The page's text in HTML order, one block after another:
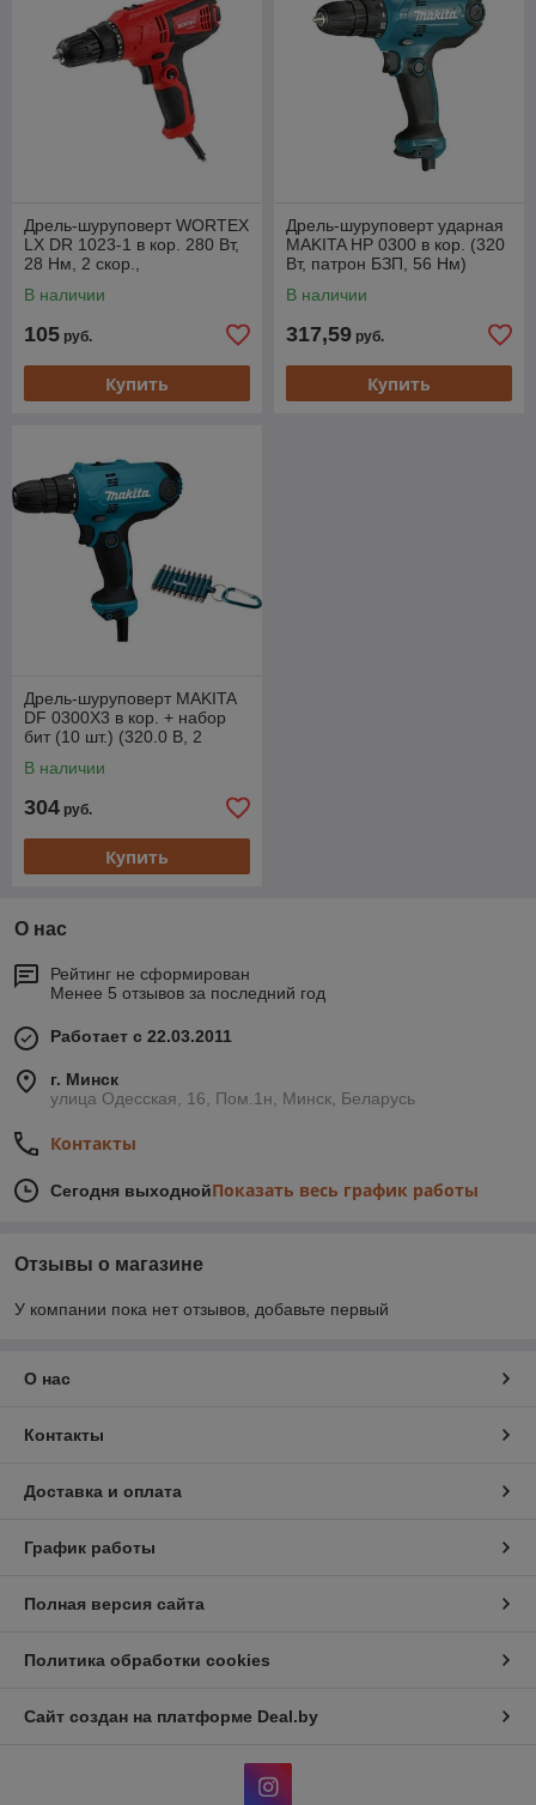
Дрель-шуруповерт WORTEX
LX DR 1023-1 в кор. 280 Вт,
28 Нм, 2 скор.,
мм (Шнур 4 мм,
В наличии
105 руб.
Купить
Дрель-шуруповерт ударная
MAKITA HP 0300 в кор. (320
Вт, патрон БЗП, 56 Нм)
В наличии
317,59 руб.
Купить
Дрель-шуруповерт MAKITA
DF 0300X3 в кор. + набор
бит (10 шт.) (320.0 В, 2
В наличии
304 руб.
Купить
О нас
Рейтинг не сформирован
Менее 5 отзывов за последний год
Работает с 22.03.2011
г. Минск
улица Одесская, 16, Пом.1н, Минск, Беларусь
Контакты
Сегодня выходнойПоказать весь график работы
Отзывы о магазине
У компании пока нет отзывов, добавьте первый
О нас
Контакты
Доставка и оплата
График работы
Полная версия сайта
Политика обработки cookies
Сайт создан на платформе Deal.by